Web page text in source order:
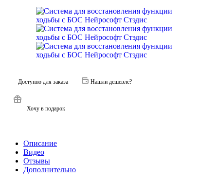
Доступно для заказа Нашли дешевле?
Хочу в подарок
Описание
Видео
Отзывы
Дополнительно